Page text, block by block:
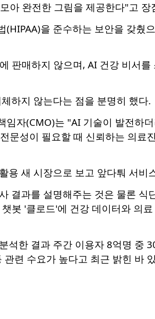
아 완전한 그림을 제공한다"고 장
을 준수하는 보안을 갖췄
판매하지 않으며, AI 건강 비서
하지 않는다는 점을 분명히 했다.
임자(CMO)는 "AI 기술이 발전하
문성이 필요할 때 신뢰하는 의료
용 새 시장으로 보고 앞다퉈 서비
결과를 설명해주는 것은 물론 식
봇 '클로드'에 건강 데이터와 의
석한 결과 주간 이용자 8억명 중
련 수요가 높다고 최근 밝힌 바